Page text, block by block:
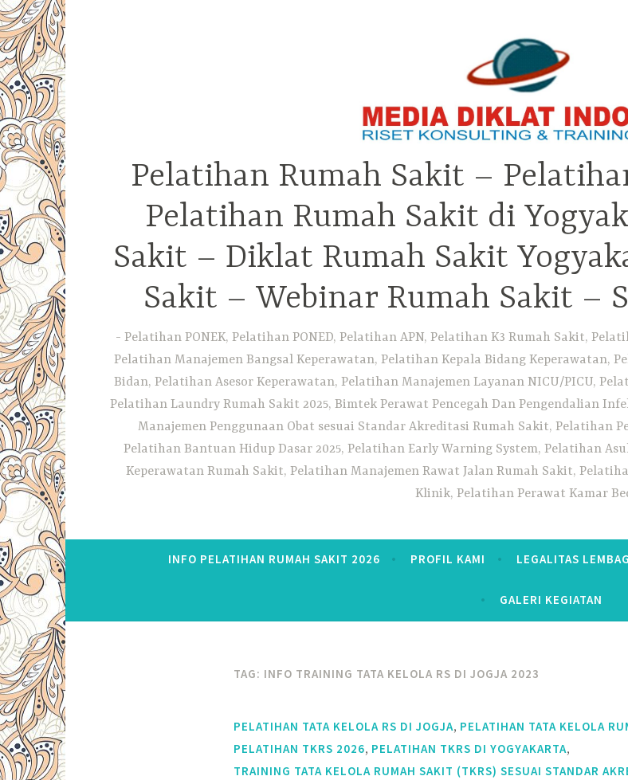
Pelatihan Rumah Sakit –
Pelatihan Rumah Sakit di
Sakit – Diklat Rumah Sakit
Sakit – Webinar Rumah Sakit –
Pelatihan PONEK, Pelatihan PONED, Pelatihan APN, Pelatihan K3 Rumah Sakit,
Pelatihan Manajemen Bangsal Keperawatan, Pelatihan Kepala Bidang Keperawatan,
Bidan, Pelatihan Asesor Keperawatan, Pelatihan Manajemen Layanan NICU/PICU,
Pelatihan Laundry Rumah Sakit 2025, Bimtek Perawat Pencegah Dan Pengendalian
Manajemen Penggunaan Obat sesuai Standar Akreditasi Rumah Sakit, Pelatihan
Pelatihan Bantuan Hidup Dasar 2025, Pelatihan Early Warning System, Pelatihan
Keperawatan Rumah Sakit, Pelatihan Manajemen Rawat Jalan Rumah Sakit,
Klinik, Pelatihan Perawat Kamar
INFO PELATIHAN RUMAH SAKIT 2026 PROFIL KAMI LEGALITAS
GALERI KEGIATAN
TAG: INFO TRAINING TATA KELOLA RS DI JOGJA 2023
PELATIHAN TATA KELOLA RS DI JOGJA, PELATIHAN TATA KELOLA
PELATIHAN TKRS 2026, PELATIHAN TKRS DI YOGYAKARTA,
TRAINING TATA KELOLA RUMAH SAKIT (TKRS) SESUAI STANDAR